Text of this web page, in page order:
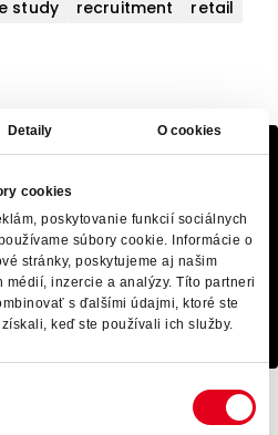
Detaily O cookies
cookies
poskytovanie funkcií sociálnych
súbory cookie. Informácie o
stránky, poskytujeme aj našim
inzercie a analýzy. Títo partneri
s ďalšími údajmi, ktoré ste
keď ste používali ich služby.
study recruitment
retail
фасадів у